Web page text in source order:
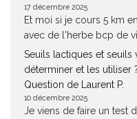
17 décembre 2025
Et moi si je cours 5 km
avec de l'herbe bcp de
Seuils lactiques et
déterminer et les utiliser
Question de Laurent P.
10 décembre 2025
Je viens de faire un test